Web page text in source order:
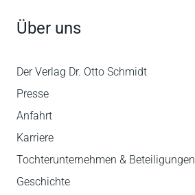
Über uns
Der Verlag Dr. Otto Schmidt
Presse
Anfahrt
Karriere
Tochterunternehmen & Beteiligungen
Geschichte